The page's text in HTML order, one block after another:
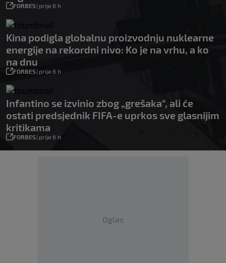
FORBES| prije 6 h
Kina podigla globalnu proizvodnju nuklearne
energije na rekordni nivo: Ko je na vrhu, a ko
na dnu
FORBES| prije 6 h
Infantino se izvinio zbog „grešaka“, ali će
ostati predsjednik FIFA-e uprkos sve glasnijim
kritikama
FORBES| prije 6 h
Oglas